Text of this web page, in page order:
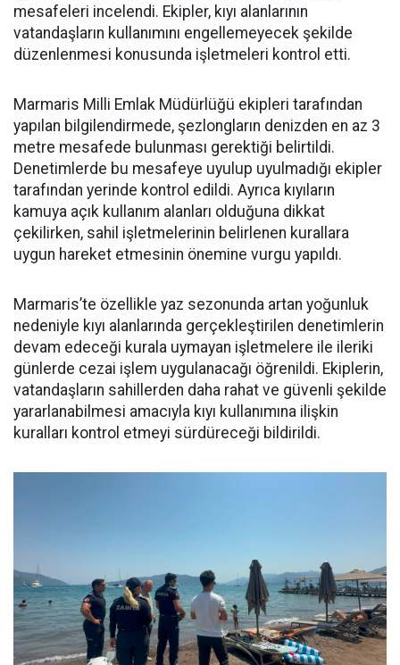
mesafeleri incelendi. Ekipler, kıyı alanlarının
vatandaşların kullanımını engellemeyecek şekilde
düzenlenmesi konusunda işletmeleri kontrol etti.
Marmaris Milli Emlak Müdürlüğü ekipleri tarafından
yapılan bilgilendirmede, şezlongların denizden en az 3
metre mesafede bulunması gerektiği belirtildi.
Denetimlerde bu mesafeye uyulup uyulmadığı ekipler
tarafından yerinde kontrol edildi. Ayrıca kıyıların
kamuya açık kullanım alanları olduğuna dikkat
çekilirken, sahil işletmelerinin belirlenen kurallara
uygun hareket etmesinin önemine vurgu yapıldı.
Marmaris’te özellikle yaz sezonunda artan yoğunluk
nedeniyle kıyı alanlarında gerçekleştirilen denetimlerin
devam edeceği kurala uymayan işletmelere ile ileriki
günlerde cezai işlem uygulanacağı öğrenildi. Ekiplerin,
vatandaşların sahillerden daha rahat ve güvenli şekilde
yararlanabilmesi amacıyla kıyı kullanımına ilişkin
kuralları kontrol etmeyi sürdüreceği bildirildi.